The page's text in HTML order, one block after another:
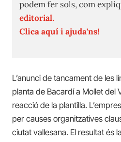
podem fer sols, com
editorial.
Clica aquí i ajuda'ns!
L’anunci de tancament de les
planta de Bacardí a Mollet del
reacció de la plantilla.
per causes organitzatives
ciutat vallesana. El resultat és